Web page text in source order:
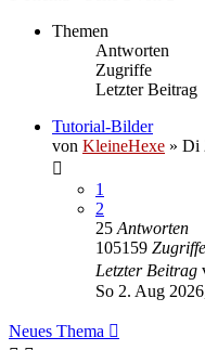
Themen
Antworten
Zugriffe
Letzter Beitrag
Tutorial-Bilder
von KleineHexe » Di
1
2
25 Antworten
105159 Zugriffe
Letzter Beitrag
So 2. Aug
Neues Thema